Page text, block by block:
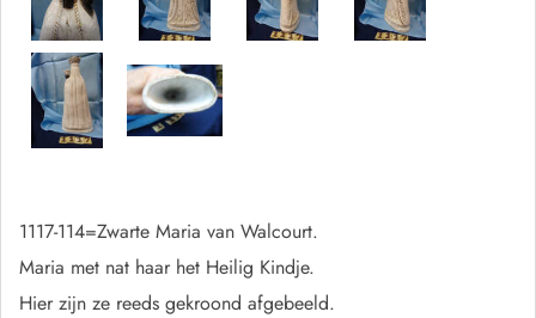
1117-114=Zwarte Maria van Walcourt.
Maria met nat haar het Heilig Kindje.
Hier zijn ze reeds gekroond afgebeeld.